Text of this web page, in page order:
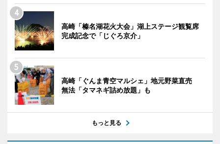
高崎「榛名湖花火大会」湖上ステージ観覧席
完成記念で「じぐろ京介」
高崎「ぐんま青空マルシェ」地元野菜直売
無法「タマネギ詰め放題」も
もっと見る